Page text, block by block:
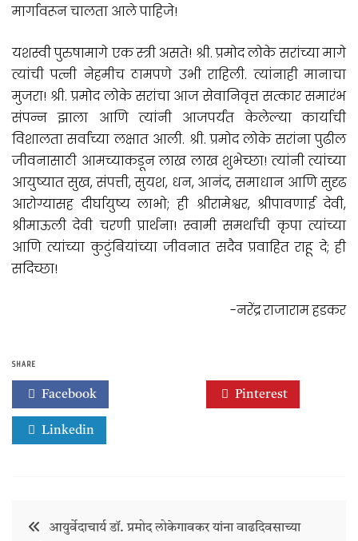
मार्गावरून चालता आले पाहिजे!
यशस्वी पुरुषामागे एक स्त्री असते! श्री. प्रमोद लोके सरांच्या मागे
त्यांची पत्नी नेहमीच ठामपणे उभी राहिली. त्यांनाही मानाचा
मुजरा! श्री. प्रमोद लोके सरांचा आज सेवानिवृत्त सत्कार समारंभ
संपन्न झाला आणि त्यांनी आजपर्यंत केलेल्या कार्याची
विशालता सर्वांच्या लक्षात आली. श्री. प्रमोद लोके सरांना पुढील
जीवनासाठी आमच्याकडून लाख लाख शुभेच्छा! त्यांनी त्यांच्या
आयुष्यात सुख, संपत्ती, सुयश, धन, आनंद, समाधान आणि सुदृढ
आरोग्यासह दीर्घायुष्य लाभो; ही श्रीरामेश्वर, श्रीपावणाई देवी,
श्रीमाऊली देवी चरणी प्रार्थना! स्वामी समर्थांची कृपा त्यांच्या
आणि त्यांच्या कुटुंबियांच्या जीवनात सदैव प्रवाहित राहू दे; ही
सदिच्छा!
-नरेंद्र राजाराम हडकर
SHARE
Facebook Pinterest
Linkedin
Postआयुर्वेदाचार्य डॉ. प्रमोद लोकेगावकर यांना वाढदिवसाच्या